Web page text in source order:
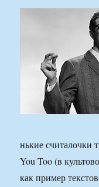
нькие считалочки
You Too (в
как пример